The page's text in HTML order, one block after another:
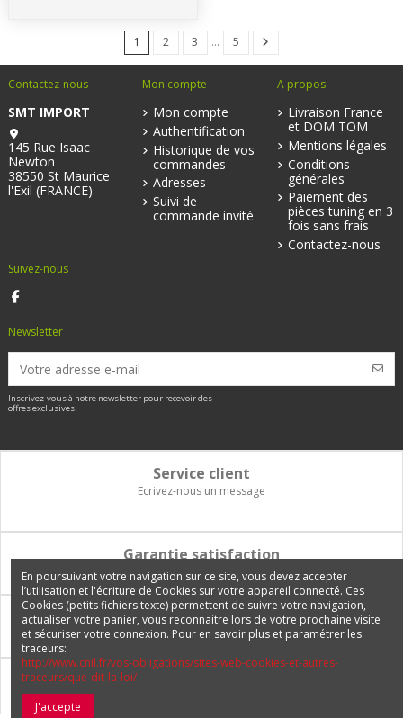
1 2 3 … 5
Contactez-nous
SMT IMPORT
145 Rue Isaac
Newton
38550 St Maurice
l'Exil (FRANCE)
Mon compte
Mon compte
Authentification
Historique de vos
commandes
Adresses
Suivi de
commande invité
A propos
Livraison France
et DOM TOM
Mentions légales
Conditions
générales
Paiement des
pièces tuning en 3
fois sans frais
Contactez-nous
Suivez-nous
Newsletter
Inscrivez-vous à notre newsletter pour recevoir des
offres exclusives.
Service client
Ecrivez-nous un message
Garantie satisfaction
Vous disposez de 14 jours pour changer d'avis et être remboursé
Paiement 100% sécurisé
Carte bancaire, PayPal, 3 fois sans frais, virement bancaire
Livraison Internationale
Expédition en France, en Europe et vers tous les DOM-TOM
En poursuivant votre navigation sur ce site, vous devez accepter
l’utilisation et l'écriture de Cookies sur votre appareil connecté. Ces
Cookies (petits fichiers texte) permettent de suivre votre navigation,
actualiser votre panier, vous reconnaitre lors de votre prochaine visite
et sécuriser votre connexion. Pour en savoir plus et paramétrer les
traceurs:
http://www.cnil.fr/vos-obligations/sites-web-cookies-et-autres-
traceurs/que-dit-la-loi/
J'accepte